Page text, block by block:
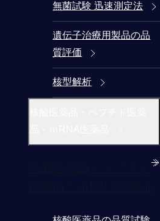
無菌試験 迅速測定法
遺伝子治療用製品の品
質評価
核型解析